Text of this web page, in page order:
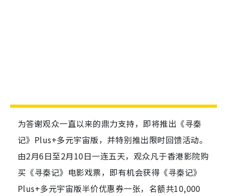
为答谢观众一直以来的鼎力支持，即将推出《寻秦
记》Plus+多元宇宙版，并特别推出限时回馈活动。
由2月6日至2月10日一连五天，观众凡于香港影院购
买《寻秦记》电影戏票，即有机会获得《寻秦记》
Plus+多元宇宙版半价优惠券一张，名额共10,000